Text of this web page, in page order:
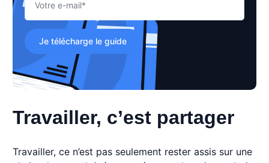
Je télécharge le guide
Travailler, c’est partager
Travailler, ce n’est pas seulement rester assis sur une